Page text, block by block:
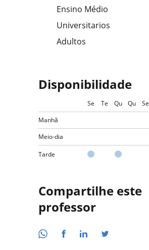
Ensino Médio
Universitarios
Adultos
Disponibilidade
Se Te Qu Qu Se
Manhã
Meio-dia
Tarde
Compartilhe este
professor